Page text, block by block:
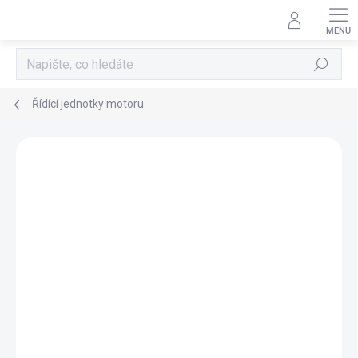
Hledat
Řídící jednotky motoru